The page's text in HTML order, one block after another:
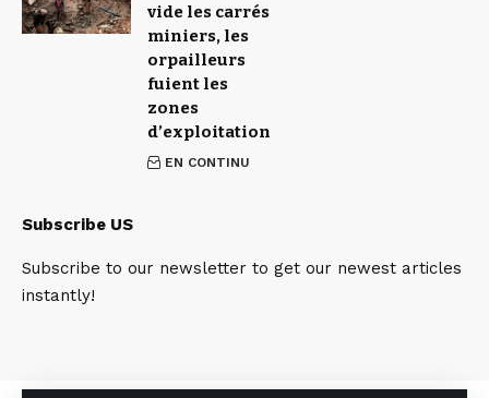
vide les carrés
miniers, les
orpailleurs
fuient les
zones
d’exploitation
EN CONTINU
Subscribe US
Subscribe to our newsletter to get our newest articles
instantly!